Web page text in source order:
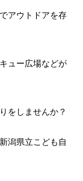
アウトドアを存
ュー広場などが
をしませんか？
潟県立こども自